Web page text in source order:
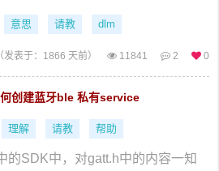
意思 请教 dlm
发表于：1866 天前） 11841 2 0
创建蓝牙ble 私有service
理解 请教 帮助
的SDK中，对gatt.h中的内容一知